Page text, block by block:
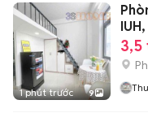
1 phút trước 9
3,5